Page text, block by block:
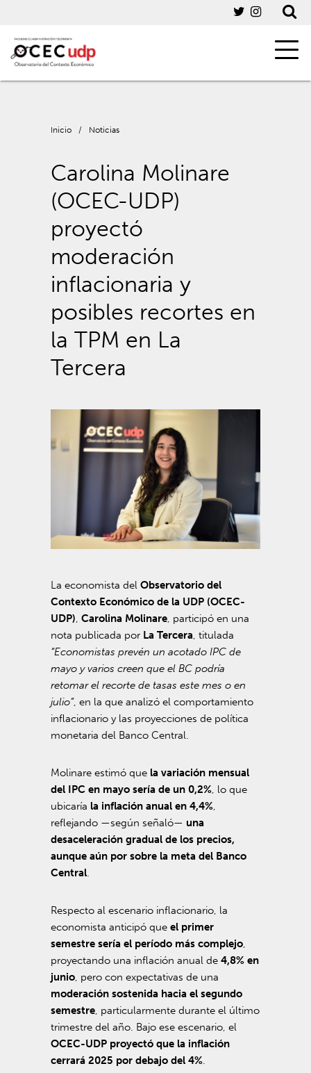
Inicio / Noticias
Carolina Molinare
(OCEC-UDP)
proyectó
moderación
inflacionaria y
posibles recortes en
la TPM en La
Tercera
La economista delObservatorio del
Contexto Económico de la UDP (OCEC-
UDP),Carolina Molinare, participó en una
nota publicada por La Tercera, titulada
“Economistas prevén un acotado IPC de
mayo y varios creen que el BC podría
retomar el recorte de tasas este mes o en
julio”, en la que analizó el comportamiento
inflacionario y las proyecciones de política
monetaria del Banco Central.
Molinare estimó que la variación mensual
del IPC en mayo sería de un 0,2%, lo que
ubicaría la inflación anual en 4,4%,
reflejando —según señaló— una
desaceleración gradual de los precios,
aunque aún por sobre la meta del Banco
Central.
Respecto al escenario inflacionario, la
economista anticipó queel primer
semestre sería el período más complejo,
proyectando una inflación anual de4,8% en
junio, pero con expectativas de una
moderación sostenida hacia el segundo
semestre, particularmente durante el último
trimestre del año. Bajo ese escenario, el
OCEC-UDP proyectó que la inflación
cerrará 2025 por debajo del 4%.